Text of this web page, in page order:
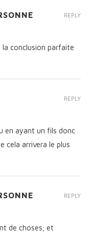
la conclusion parfaite
REPLY
en ayant un fils donc
cela arrivera le plus
REPLY
de choses; et
REPLY